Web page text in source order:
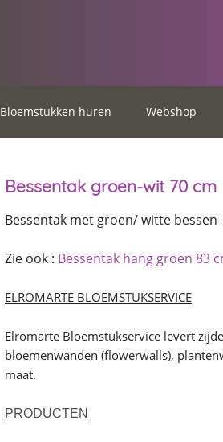
Bloemstukken huren Webshop
Bessentak groen-wit 70 cm
Bessentak met groen/ witte bessen
Zie ook : Bessentak hang groen 83
ELROMARTE BLOEMSTUKSERVICE
Elromarte Bloemstukservice levert
bloemenwanden (flowerwalls),
maat.
PRODUCTEN